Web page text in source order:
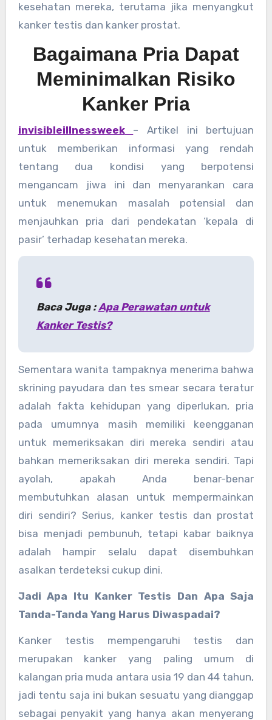
kesehatan mereka, terutama jika menyangkut
kanker testis dan kanker prostat.
Bagaimana Pria Dapat
Meminimalkan Risiko
Kanker Pria
invisibleillnessweek
– Artikel ini bertujuan
untuk memberikan informasi yang rendah
tentang dua kondisi yang berpotensi
mengancam jiwa ini dan menyarankan cara
untuk menemukan masalah potensial dan
menjauhkan pria dari pendekatan ‘kepala di
pasir’ terhadap kesehatan mereka.
Baca Juga :Apa Perawatan untuk
Kanker Testis?
Sementara wanita tampaknya menerima bahwa
skrining payudara dan tes smear secara teratur
adalah fakta kehidupan yang diperlukan, pria
pada umumnya masih memiliki keengganan
untuk memeriksakan diri mereka sendiri atau
bahkan memeriksakan diri mereka sendiri. Tapi
ayolah, apakah Anda benar-benar
membutuhkan alasan untuk mempermainkan
diri sendiri? Serius, kanker testis dan prostat
bisa menjadi pembunuh, tetapi kabar baiknya
adalah hampir selalu dapat disembuhkan
asalkan terdeteksi cukup dini.
Jadi Apa Itu Kanker Testis Dan Apa Saja
Tanda-Tanda Yang Harus Diwaspadai?
Kanker testis mempengaruhi testis dan
merupakan kanker yang paling umum di
kalangan pria muda antara usia 19 dan 44 tahun,
jadi tentu saja ini bukan sesuatu yang dianggap
sebagai penyakit yang hanya akan menyerang